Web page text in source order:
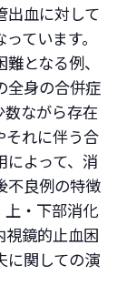
出血に対して
ています。
となる例、
全身の合併症
数ながら存在
それに伴う合
によって、消
不良例の特徴
上・下部消化
視鏡的止血困
に関しての演